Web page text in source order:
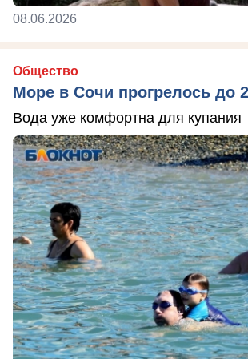
08.06.2026
Общество
Море в Сочи прогрелось до
Вода уже комфортна для купания